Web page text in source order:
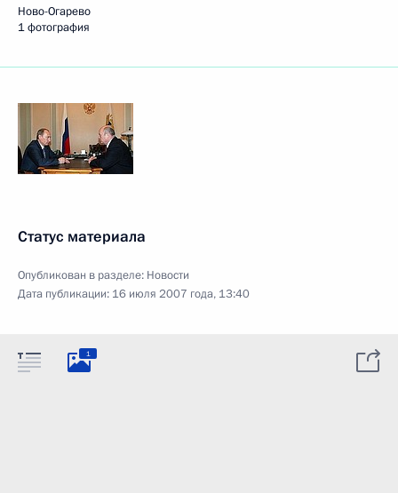
Ново-Огарево
1 фотография
Статус материала
Опубликован в разделе: Новости
Дата публикации: 16 июля 2007 года, 13:40
1